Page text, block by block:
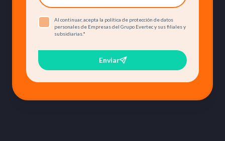
Al continuar, acepta la política de protección de datos
personales de Empresas del Grupo Evertec y sus filiales y
subsidiarias.*
Enviar